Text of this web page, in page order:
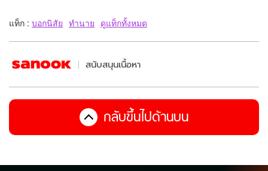
แท็ก : บอกนิสัย ทำนาย ดูแท็กทั้งหมด
สนับสนุนเนื้อหา
กลับขึ้นไปด้านบน